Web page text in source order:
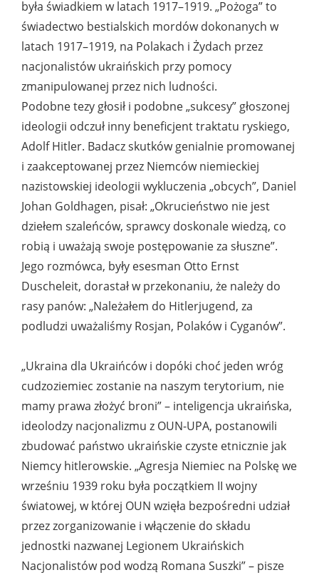
była świadkiem w latach 1917–1919. „Pożoga” to
świadectwo bestialskich mordów dokonanych w
latach 1917–1919, na Polakach i Żydach przez
nacjonalistów ukraińskich przy pomocy
zmanipulowanej przez nich ludności.
Podobne tezy głosił i podobne „sukcesy” głoszonej
ideologii odczuł inny beneficjent traktatu ryskiego,
Adolf Hitler. Badacz skutków genialnie promowanej
i zaakceptowanej przez Niemców niemieckiej
nazistowskiej ideologii wykluczenia „obcych”, Daniel
Johan Goldhagen, pisał: „Okrucieństwo nie jest
dziełem szaleńców, sprawcy doskonale wiedzą, co
robią i uważają swoje postępowanie za słuszne”.
Jego rozmówca, były esesman Otto Ernst
Duscheleit, dorastał w przekonaniu, że należy do
rasy panów: „Należałem do Hitlerjugend, za
podludzi uważaliśmy Rosjan, Polaków i Cyganów”.
„Ukraina dla Ukraińców i dopóki choć jeden wróg
cudzoziemiec zostanie na naszym terytorium, nie
mamy prawa złożyć broni” – inteligencja ukraińska,
ideolodzy nacjonalizmu z OUN-UPA, postanowili
zbudować państwo ukraińskie czyste etnicznie jak
Niemcy hitlerowskie. „Agresja Niemiec na Polskę we
wrześniu 1939 roku była początkiem II wojny
światowej, w której OUN wzięła bezpośredni udział
przez zorganizowanie i włączenie do składu
jednostki nazwanej Legionem Ukraińskich
Nacjonalistów pod wodzą Romana Suszki” – pisze